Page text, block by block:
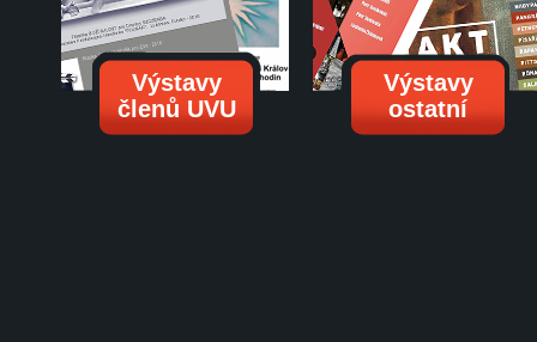
Výstavy
členů UVU
Výstavy
ostatní